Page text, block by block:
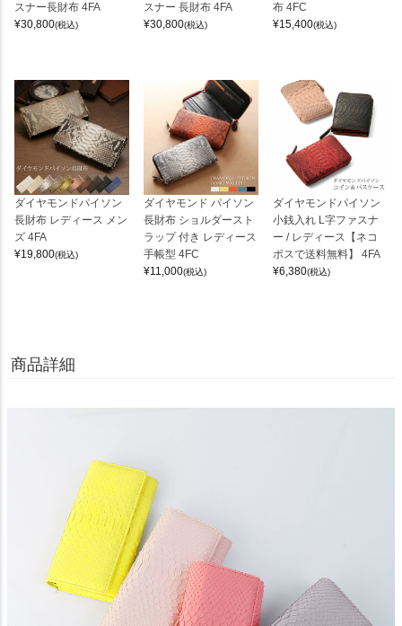
スナー長財布 4FA
¥30,800(税込)
スナー 長財布 4FA
¥30,800(税込)
布 4FC
¥15,400(税込)
ダイヤモンドパイソン
長財布 レディース メン
ズ 4FA
¥19,800(税込)
ダイヤモンド パイソン
長財布 ショルダースト
ラップ 付き レディース
手帳型 4FC
¥11,000(税込)
ダイヤモンドパイソン
小銭入れ L字ファスナ
ー / レディース【ネコ
ポスで送料無料】 4FA
¥6,380(税込)
商品詳細